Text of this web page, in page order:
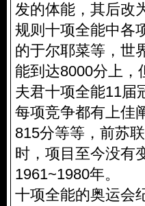
发的体能，其后改
规则十项全能中各
的于尔耶菜等，世
能到达8000分上，
夫君十项全能11届
每项竞争都有上佳
815分等等，前苏
时，项目至今没有
1961~1980年。
十项全能的奥运会